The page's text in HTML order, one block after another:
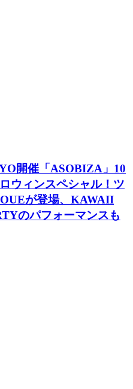
開催「ASOBIZA」10
ウィンスペシャル！ツ
が登場、KAWAII
のパフォーマンスも